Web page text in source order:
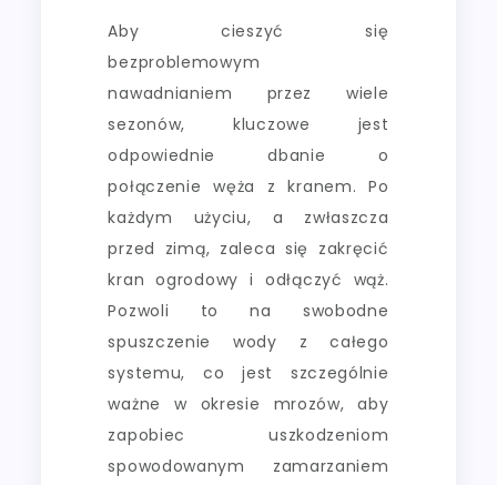
Aby cieszyć się
bezproblemowym
nawadnianiem przez wiele
sezonów, kluczowe jest
odpowiednie dbanie o
połączenie węża z kranem. Po
każdym użyciu, a zwłaszcza
przed zimą, zaleca się zakręcić
kran ogrodowy i odłączyć wąż.
Pozwoli to na swobodne
spuszczenie wody z całego
systemu, co jest szczególnie
ważne w okresie mrozów, aby
zapobiec uszkodzeniom
spowodowanym zamarzaniem